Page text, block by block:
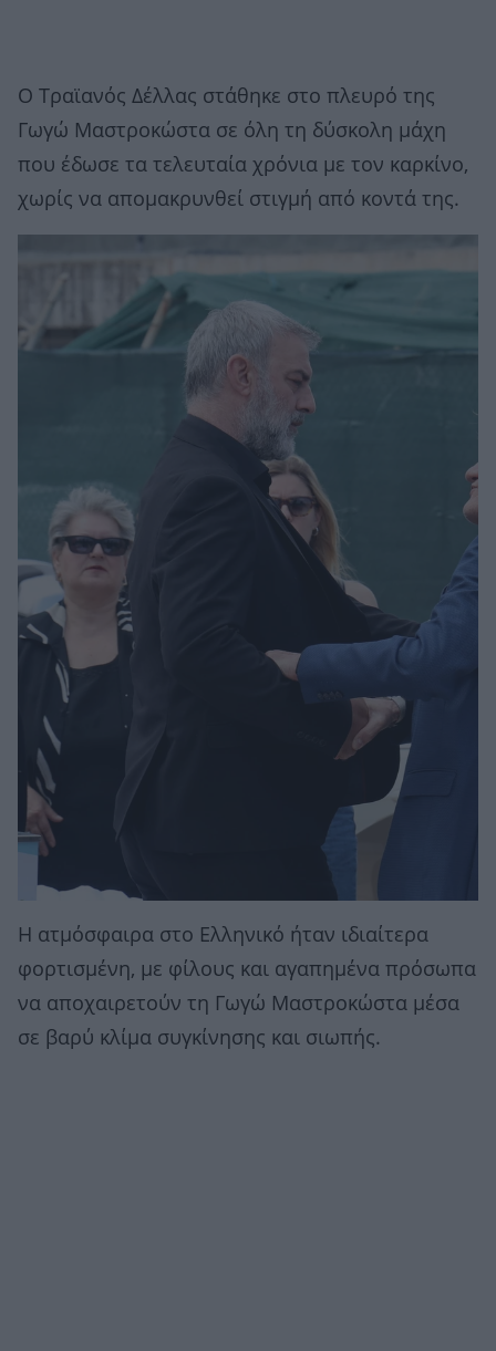
Ο Τραϊανός Δέλλας στάθηκε στο πλευρό της
Γωγώ Μαστροκώστα σε όλη τη δύσκολη μάχη
που έδωσε τα τελευταία χρόνια με τον καρκίνο,
χωρίς να απομακρυνθεί στιγμή από κοντά της.
Η ατμόσφαιρα στο Ελληνικό ήταν ιδιαίτερα
φορτισμένη, με φίλους και αγαπημένα πρόσωπα
να αποχαιρετούν τη Γωγώ Μαστροκώστα μέσα
σε βαρύ κλίμα συγκίνησης και σιωπής.